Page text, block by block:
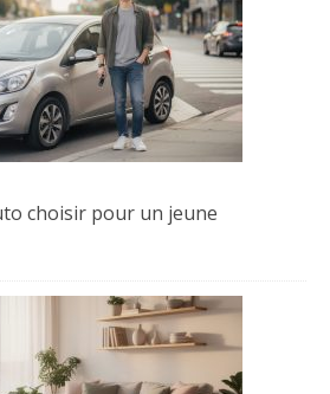
choisir pour un jeune